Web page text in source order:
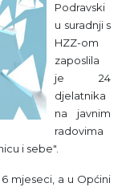
Podravski
u suradnji s
HZZ-om
zaposlila
je 24
djelatnika
na javnim
radovima
i sebe".
mjeseci, a u Općini